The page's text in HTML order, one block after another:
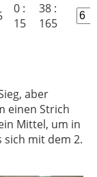
0 :
15
38 :
165
aber
einen Strich
Mittel, um in
sich mit dem 2.